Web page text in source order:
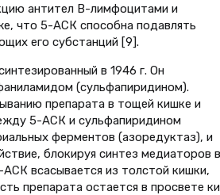
антител В-лимфоцитами и
что 5-АСК способна подавлять
его субстанций [9].
в 1946 г. Он
(сульфапиридином).
препарата в тощей кишке и
5-АСК и сульфапиридином
ферментов (азоредуктаз), и
блокируя синтез медиаторов в
всасывается из толстой кишки,
препарата остается в просвете